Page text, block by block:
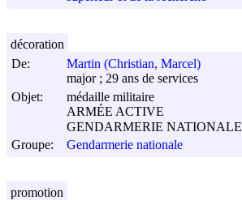
De:
Martin (Christian, Marcel)
major ; 29 ans de services
Objet:
médaille militaire
ARMÉE ACTIVE
GENDARMERIE NATIONALE
Groupe:
Gendarmerie nationale
décoration
promotion